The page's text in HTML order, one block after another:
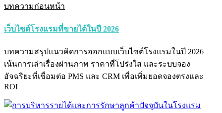
บทความก่อนหน้า
เว็บไซต์โรงแรมที่ขายได้ในปี 2026
บทความสรุปแนวคิดการออกแบบเว็บไซต์โรงแรมในปี 2026
เน้นการเล่าเรื่องผ่านภาพ ราคาที่โปร่งใส และระบบจอง
อัจฉริยะที่เชื่อมต่อ PMS และ CRM เพื่อเพิ่มยอดจองตรงและ
ROI